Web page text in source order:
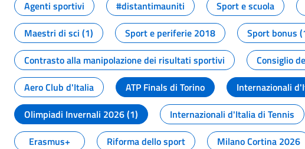
Agenti sportivi
#distantimauniti Sport e scuola
Maestri di sci (1)
Sport e periferie 2018 Sport bonus
Contrasto alla manipolazione dei risultati sportivi
Consiglio
Aero Club d'Italia
ATP Finals di Torino Internazionali
Olimpiadi Invernali 2026 (1)
Internazionali d'Italia di Tennis
Erasmus+
Riforma dello sport Milano Cortina 2026